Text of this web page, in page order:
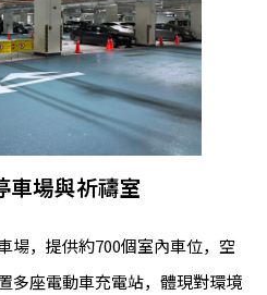
場與祈禱室
場，提供約700個室內車位，空
多座電動車充電站，體現對環境